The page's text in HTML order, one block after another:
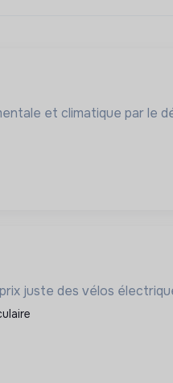
et climatique par le
juste des vélos